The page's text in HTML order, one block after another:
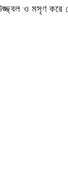
ও মসৃণ করে